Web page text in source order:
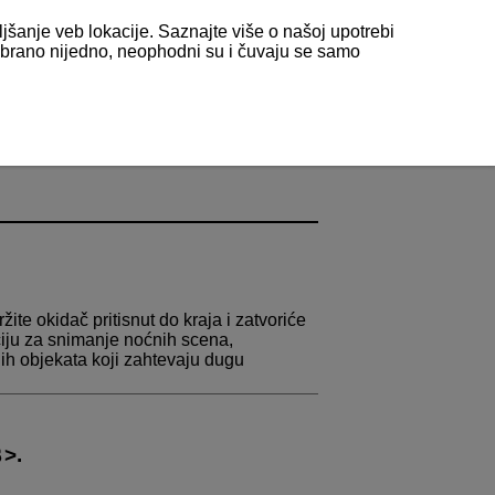
okidač pritisnut do kraja i zatvoriće
za snimanje noćnih scena,
objekata koji zahtevaju dugu
.
veb lokacije. Saznajte više o našoj upotrebi
nijedno, neophodni su i čuvaju se samo